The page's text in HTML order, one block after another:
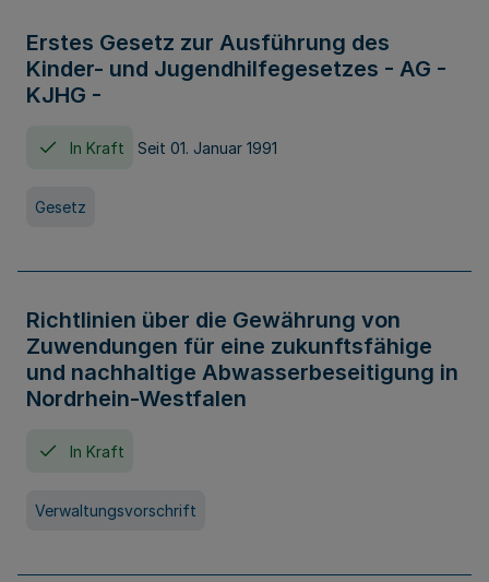
Erstes Gesetz zur Ausführung des
Kinder- und Jugendhilfegesetzes - AG -
KJHG -
In Kraft Seit 01. Januar 1991
Gesetz
Richtlinien über die Gewährung von
Zuwendungen für eine zukunftsfähige
und nachhaltige Abwasserbeseitigung in
Nordrhein-Westfalen
In Kraft
Verwaltungsvorschrift